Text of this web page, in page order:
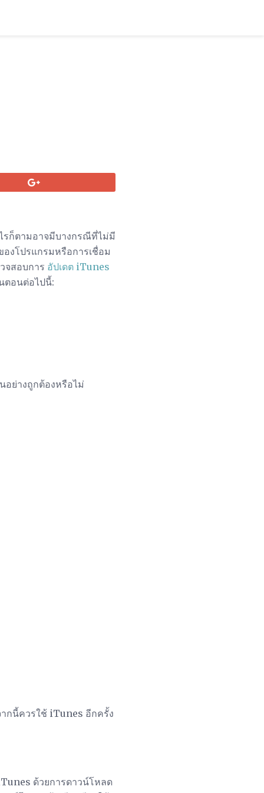
รก็ตามอาจมีบางกรณีที่ไม่มี
งโปรแกรมหรือการเชื่อม
จสอบการ อัปเดต iTunes
ตอนต่อไปนี้:
อย่างถูกต้องหรือไม่
กนี้ควรใช้ iTunes อีกครั้ง
ด้วยการดาวน์โหลด